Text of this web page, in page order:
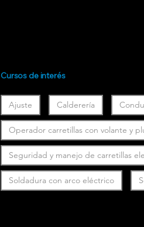
Cursos de interés
Ajuste Calderería
Operador carretillas con volante y
Seguridad y manejo de carretillas
Soldadura con arco eléctrico